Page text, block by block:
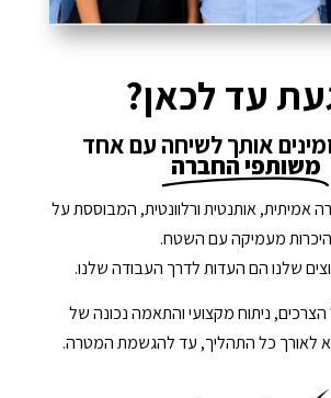
עד לכאן?
אותך לשיחה עם אחד
משותפי החברה
אמיתית, אותנטית ורלוונטית, המבוססת על
היכרות מעמיקה עם השטח.
שלנו הם העדות לדרך העבודה שלנו.
הצרכים, ניתוח מקצועי והתאמה נכונה של
לאורך כל התהליך, עד להגשמת המטרה.